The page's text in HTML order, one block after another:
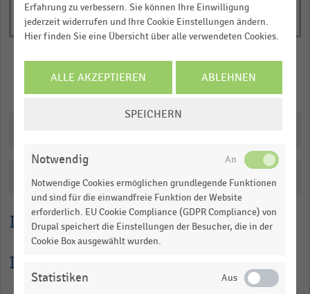
Lesehilfe
Informationen zur Statistik
Prozent
des
Lageranfangsbestands.
Range:
to
1.0674299999999999.
table.
Katalogisierung
Erfahrung zu verbessern. Sie können Ihre Einwilligung
jederzeit widerrufen und Ihre Cookie Einstellungen ändern.
Hier finden Sie eine Übersicht über alle verwendeten Cookies.
ALLE AKZEPTIEREN ABLEHNEN
SPEICHERN
Notwendig
Notwendige Cookies ermöglichen grundlegende Funktionen
und sind für die einwandfreie Funktion der Website
erforderlich. EU Cookie Compliance (GDPR Compliance) von
Drupal speichert die Einstellungen der Besucher, die in der
Cookie Box ausgewählt wurden.
Statistiken